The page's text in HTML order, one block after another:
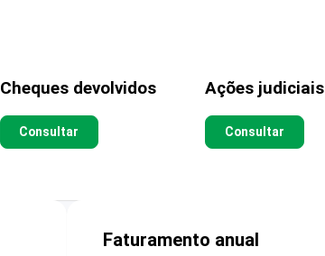
Cheques devolvidos
Consultar
Ações judiciais
Consultar
Faturamento anual